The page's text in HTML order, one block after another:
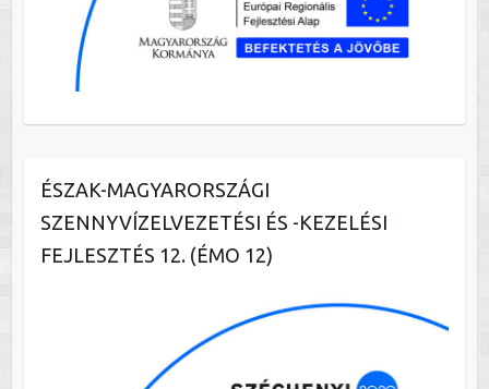
ÉSZAK-MAGYARORSZÁGI
SZENNYVÍZELVEZETÉSI ÉS -KEZELÉSI
FEJLESZTÉS 12. (ÉMO 12)